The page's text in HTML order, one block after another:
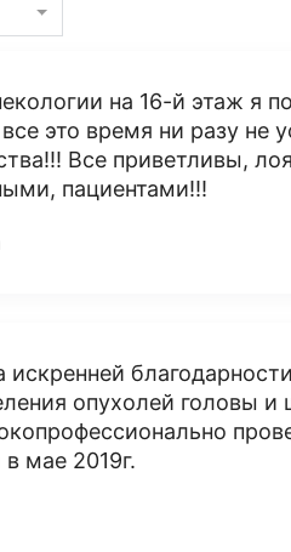
на 16-й этаж я
это время ни разу не
Все приветливы,
пациентами!!!
искренней
опухолей
мае 2019г.